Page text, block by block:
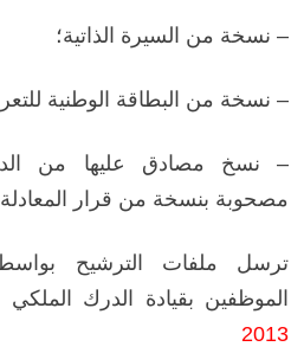
– نسخة من السيرة الذاتية؛
– نسخة من البطاقة الوطنية
– نسخ مصادق عليها من
مصحوبة بنسخة من قرار المعادلة
ترسل ملفات الترشيح
الموظفين بقيادة الدرك الملكي
2013